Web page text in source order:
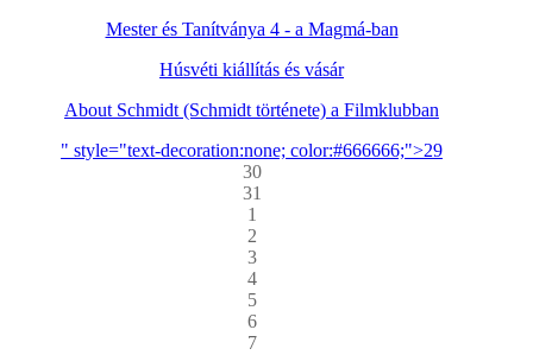
Mester és Tanítványa 4 - a Magmá-ban
Húsvéti kiállítás és vásár
About Schmidt (Schmidt története) a Filmklubban
" style="text-decoration:none; color:#666666;">29
30
31
1
2
3
4
5
6
7